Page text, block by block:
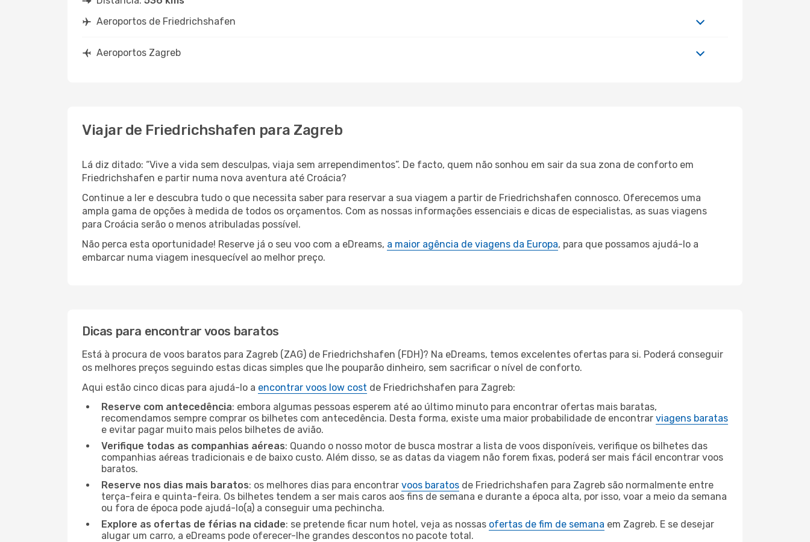
Aeroportos de Friedrichshafen
Aeroportos Zagreb
Viajar de Friedrichshafen para Zagreb
Lá diz ditado: “Vive a vida sem desculpas, viaja sem arrependimentos”. De facto, quem não sonhou em sair da sua zona de conforto em
Friedrichshafen e partir numa nova aventura até Croácia?
Continue a ler e descubra tudo o que necessita saber para reservar a sua viagem a partir de Friedrichshafen connosco. Oferecemos uma
ampla gama de opções à medida de todos os orçamentos. Com as nossas informações essenciais e dicas de especialistas, as suas viagens
para Croácia serão o menos atribuladas possível.
Não perca esta oportunidade! Reserve já o seu voo com a eDreams, a maior agência de viagens da Europa, para que possamos ajudá-lo a
embarcar numa viagem inesquecível ao melhor preço.
Dicas para encontrar voos baratos
Está à procura de voos baratos para Zagreb (ZAG) de Friedrichshafen (FDH)? Na eDreams, temos excelentes ofertas para si. Poderá conseguir
os melhores preços seguindo estas dicas simples que lhe pouparão dinheiro, sem sacrificar o nível de conforto.
Aqui estão cinco dicas para ajudá-lo a encontrar voos low cost de Friedrichshafen para Zagreb:
Reserve com antecedência: embora algumas pessoas esperem até ao último minuto para encontrar ofertas mais baratas,
recomendamos sempre comprar os bilhetes com antecedência. Desta forma, existe uma maior probabilidade de encontrar viagens baratas
e evitar pagar muito mais pelos bilhetes de avião.
Verifique todas as companhias aéreas: Quando o nosso motor de busca mostrar a lista de voos disponíveis, verifique os bilhetes das
companhias aéreas tradicionais e de baixo custo. Além disso, se as datas da viagem não forem fixas, poderá ser mais fácil encontrar voos
baratos.
Reserve nos dias mais baratos: os melhores dias para encontrar voos baratos de Friedrichshafen para Zagreb são normalmente entre
terça-feira e quinta-feira. Os bilhetes tendem a ser mais caros aos fins de semana e durante a época alta, por isso, voar a meio da semana
ou fora de época pode ajudá-lo(a) a conseguir uma pechincha.
Explore as ofertas de férias na cidade: se pretende ficar num hotel, veja as nossas ofertas de fim de semana em Zagreb. E se desejar
alugar um carro, a eDreams pode oferecer-lhe grandes descontos no pacote total.